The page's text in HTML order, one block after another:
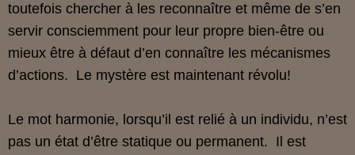
toutefois chercher à les reconnaître et même de s’en
servir consciemment pour leur propre bien-être ou
mieux être à défaut d’en connaître les mécanismes
d’actions. Le mystère est maintenant révolu!
Le mot harmonie, lorsqu’il est relié à un individu, n’est
pas un état d’être statique ou permanent. Il est